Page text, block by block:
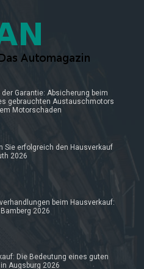
der Garantie: Absicherung beim
gebrauchten Austauschmotors
Motorschaden
Sie erfolgreich den Hausverkauf
2026
beim Hausverkauf:
2026
Die Bedeutung eines guten
Augsburg 2026